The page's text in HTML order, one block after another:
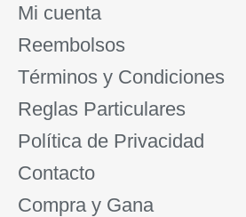
Mi cuenta
Reembolsos
Términos y Condiciones
Reglas Particulares
Política de Privacidad
Contacto
Compra y Gana